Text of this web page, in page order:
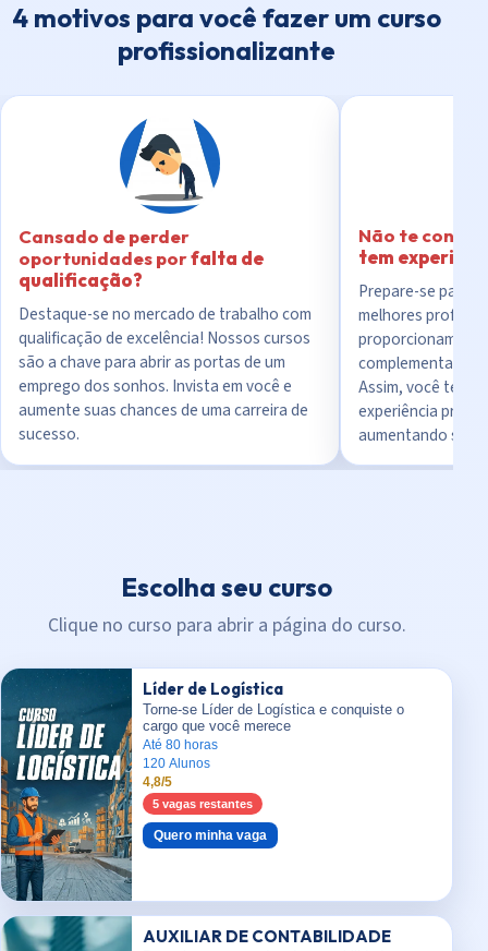
4 motivos para você fazer um curso
profissionalizante
Cansado de perder
oportunidades porfalta de
qualificação?
Destaque-se no mercado de trabalho com
qualificação de excelência! Nossos cursos
são a chave para abrir as portas de um
emprego dos sonhos. Invista em você e
aumente suas chances de uma carreira de
sucesso.
Não te
tem
Prepare-se para
melhores
proporcionam
complementada
Assim, você terá
experiência
aumentando sua
Escolha seu curso
Clique no curso para abrir a página do curso.
Líder de Logística
Torne-se Líder de Logística e conquiste o
cargo que você merece
Até 80 horas
120 Alunos
4,8/5
5 vagas restantes
Quero minha vaga
AUXILIAR DE CONTABILIDADE